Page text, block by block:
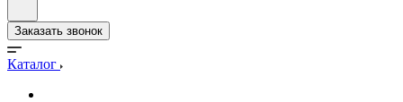
Заказать звонок
Каталог